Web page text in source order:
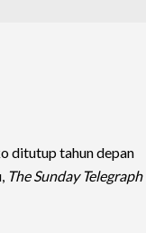
ditutup tahun depan
The Sunday Telegraph